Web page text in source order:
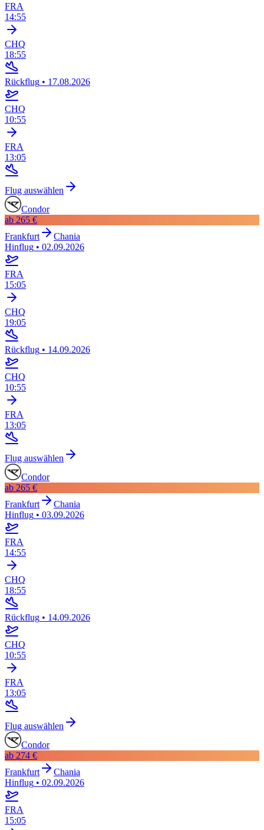
FRA
14:55
CHQ
18:55
Rückflug • 17.08.2026
CHQ
10:55
FRA
13:05
Flug auswählen
Condor
ab 265 €
Frankfurt
Chania
Hinflug • 02.09.2026
FRA
15:05
CHQ
19:05
Rückflug • 14.09.2026
CHQ
10:55
FRA
13:05
Flug auswählen
Condor
ab 265 €
Frankfurt
Chania
Hinflug • 03.09.2026
FRA
14:55
CHQ
18:55
Rückflug • 14.09.2026
CHQ
10:55
FRA
13:05
Flug auswählen
Condor
ab 274 €
Frankfurt
Chania
Hinflug • 02.09.2026
FRA
15:05